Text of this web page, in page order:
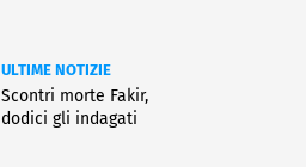
ULTIME NOTIZIE
Scontri morte Fakir,
dodici gli indagati